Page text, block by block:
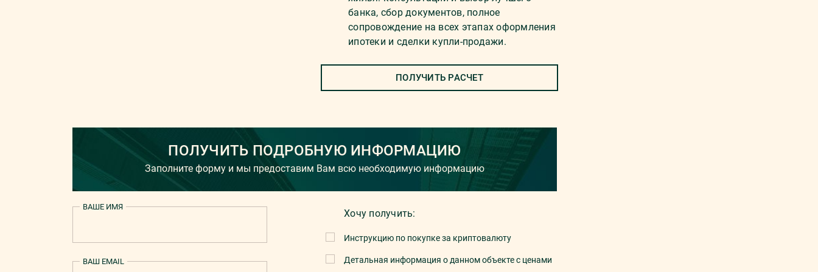
банка, сбор документов, полное
сопровождение на всех этапах оформления
ипотеки и сделки купли-продажи.
ПОЛУЧИТЬ РАСЧЕТ
ПОЛУЧИТЬ ПОДРОБНУЮ ИНФОРМАЦИЮ
Заполните форму и мы предоставим Вам всю необходимую информацию
ВАШЕ ИМЯ
ВАШ EMAIL
Хочу получить:
Инструкцию по покупке за криптовалюту
Детальная информация о данном объекте с ценами